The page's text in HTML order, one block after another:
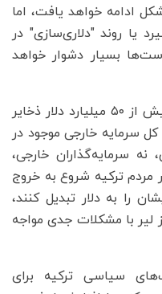
ادامه خواهد یافت، اما
یا روند "دلاری‌سازی" در
بسیار دشوار خواهد
در حال حاضر، بانک مرکزی ترکیه بیش از ۵۰ میلیارد دلار ذخایر
کل سرمایه خارجی موجود در
نه سرمایه‌گذاران خارجی،
مردم ترکیه شروع به خروج
را به دلار تبدیل کنند،
لیر با مشکلات جدی مواجه
سیاسی ترکیه برای